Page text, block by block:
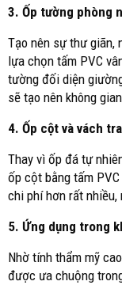
3. Ốp tường phòng
Tạo nên sự thư giãn,
lựa chọn tấm PVC
tường đối diện
sẽ tạo nên không
4. Ốp cột và vách
Thay vì ốp đá tự
ốp cột bằng tấm
chi phí hơn rất
5. Ứng dụng trong
Nhờ tính thẩm mỹ
được ưa chuộng